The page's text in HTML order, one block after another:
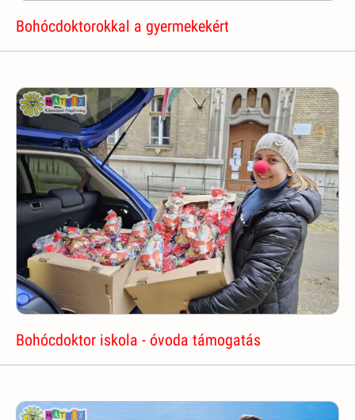
Bohócdoktorokkal a gyermekekért
Bohócdoktor iskola - óvoda támogatás